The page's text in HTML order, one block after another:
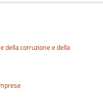
della corruzione e della